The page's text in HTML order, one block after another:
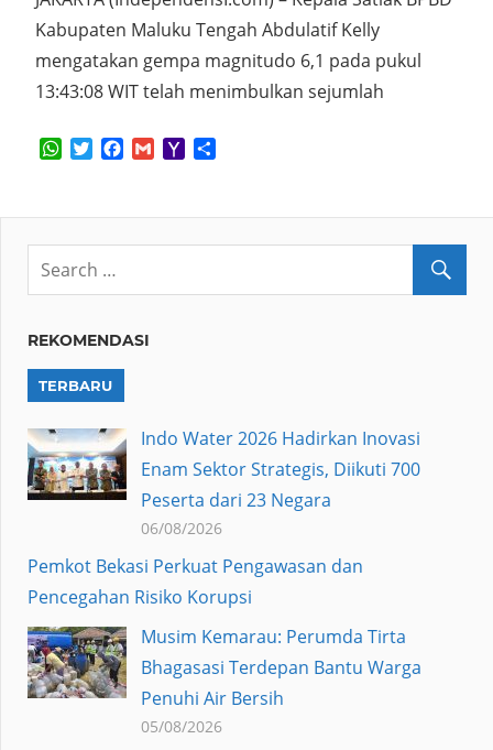
Kabupaten Maluku Tengah Abdulatif Kelly
mengatakan gempa magnitudo 6,1 pada pukul
13:43:08 WIT telah menimbulkan sejumlah
WhatsApp
TwitterFacebook
GmailYahoo
REKOMENDASI
TERBARU
Indo Water 2026 Hadirkan Inovasi
Enam Sektor Strategis, Diikuti 700
Peserta dari 23 Negara
06/08/2026
Pemkot Bekasi Perkuat Pengawasan dan
Pencegahan Risiko Korupsi
Musim Kemarau: Perumda Tirta
Bhagasasi Terdepan Bantu Warga
Penuhi Air Bersih
05/08/2026